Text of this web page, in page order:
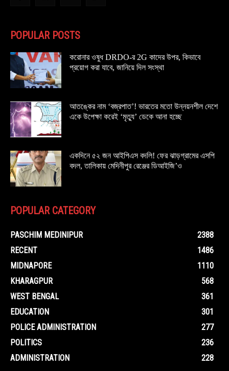
POPULAR POSTS
করোনার ওষুধ DRDO-র 2G কাদের উপর, কিভাবে
প্রয়োগ করা যাবে, জানিয়ে দিল সংস্থা
আতঙ্কের নাম ‘বজ্রপাত’! ভারতের মতো উন্নয়নশীল দেশে
একে উপেক্ষা করেই ‘মৃত্যু’ ডেকে আনা হচ্ছে
একদিনে ৫২ জন আইপিএস বদলি! ফের ঝাড়গ্রামের এসপি
বদল, তালিকায় মেদিনীপুর রেঞ্জের ডিআইজি’ও
POPULAR CATEGORY
PASCHIM MEDINIPUR
2388
RECENT
1486
MIDNAPORE
1110
KHARAGPUR
568
WEST BENGAL
361
EDUCATION
301
POLICE ADMINISTRATION
277
POLITICS
236
ADMINISTRATION
228